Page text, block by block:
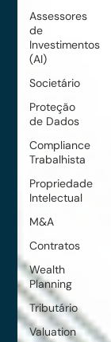
Assessores
de
Investimentos
(AI)
Societário
Proteção
de Dados
Compliance
Trabalhista
Propriedade
Intelectual
M&A
Contratos
Wealth
Planning
Tributário
Valuation